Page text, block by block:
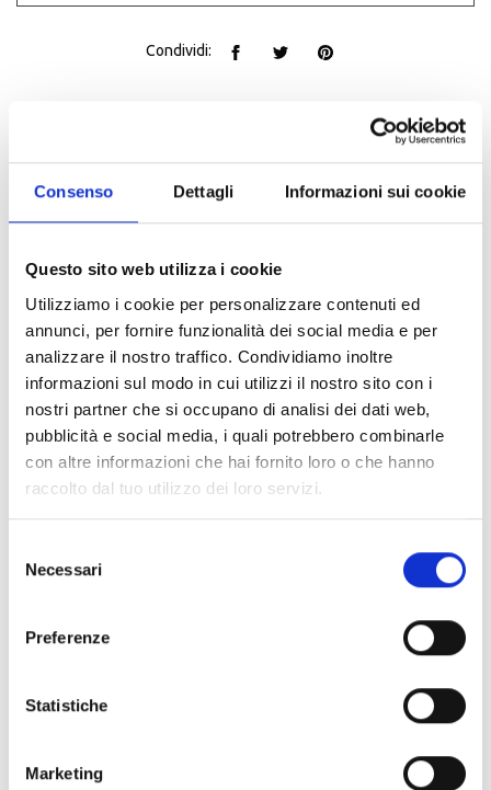
Consenso Dettagli Informazioni sui cookie
Questo sito web utilizza i cookie
Utilizziamo i cookie per personalizzare contenuti ed
annunci, per fornire funzionalità dei social media e per
analizzare il nostro traffico. Condividiamo inoltre
informazioni sul modo in cui utilizzi il nostro sito con i
nostri partner che si occupano di analisi dei dati web,
pubblicità e social media, i quali potrebbero combinarle
con altre informazioni che hai fornito loro o che hanno
raccolto dal tuo utilizzo dei loro servizi.
delNecessari
Preferenze
Statistiche
Marketing
Condividi:
Casco moto jet perfetto per i viaggi urbani che ti permetterà di
viaggiare in comfort e sicurezza.
Caratteristiche tecniche:
2 taglio di calotte.
Calotta in termoplastica.
Rivestimento interno sfoderabile.
Visiera antigraffio in policarbonato.
Visiera solare interna.
Sistema di chiusura micrometrico in metallo.
Omologazione: ece 22.05 / u.s. dot / ntc / nbr.
Sistema di circolazione interno dell’aria.